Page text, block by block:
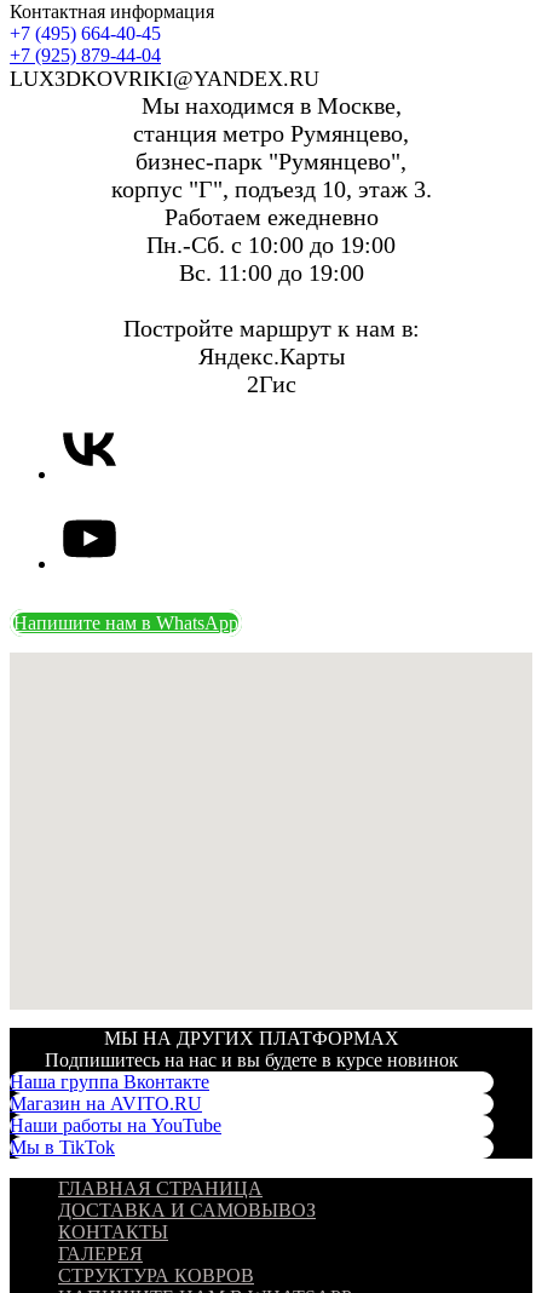
Контактная информация
+7 (495) 664-40-45
+7 (925) 879-44-04
LUX3DKOVRIKI@YANDEX.RU
Мы находимся в Москве,
станция метро Румянцево,
бизнес-парк "Румянцево",
корпус "Г", подъезд 10, этаж 3.
Работаем ежедневно
Пн.-Сб. с 10:00 до 19:00
Вс. 11:00 до 19:00
Постройте маршрут к нам в:
Яндекс.Карты
2Гис
Напишите нам в WhatsApp
МЫ НА ДРУГИХ ПЛАТФОРМАХ
Подпишитесь на нас и вы будете в курсе новинок
Наша группа Вконтакте
Магазин на AVITO.RU
Наши работы на YouTube
Мы в TikTok
ГЛАВНАЯ СТРАНИЦА
ДОСТАВКА И САМОВЫВОЗ
КОНТАКТЫ
ГАЛЕРЕЯ
СТРУКТУРА КОВРОВ